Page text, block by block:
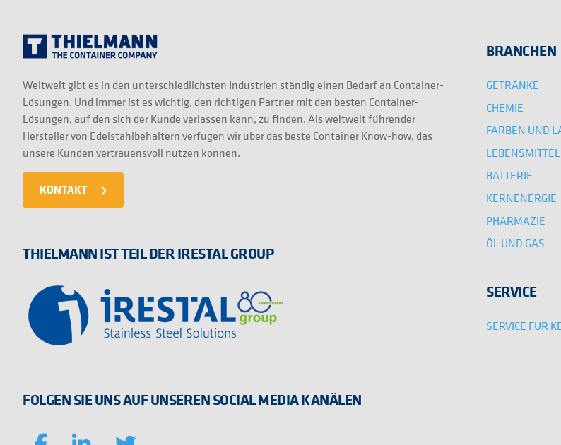
Weltweit gibt es in den unterschiedlichsten Industrien ständig einen Bedarf an Container-
Lösungen. Und immer ist es wichtig, den richtigen Partner mit den besten Container-
Lösungen, auf den sich der Kunde verlassen kann, zu finden. Als weltweit führender
Hersteller von Edelstahlbehältern verfügen wir über das beste Container Know-how, das
unsere Kunden vertrauensvoll nutzen können.
KONTAKT navigate_next
THIELMANN IST TEIL DER IRESTAL GROUP
FOLGEN SIE UNS AUF UNSEREN SOCIAL MEDIA KANÄLEN
BRANCHEN
GETRÄNKE
CHEMIE
FARBEN UND
LEBENSMITTEL
BATTERIE
KERNENERGIE
PHARMAZIE
ÖL UND GAS
SERVICE
SERVICE FÜR